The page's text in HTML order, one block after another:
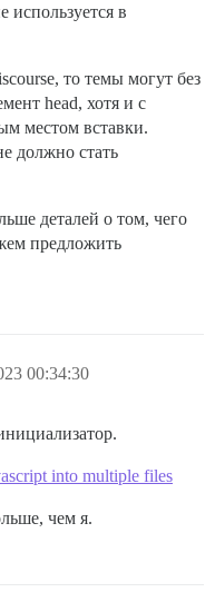
используется в
то темы могут без
head, хотя и с
местом вставки.
должно стать
деталей о том, чего
предложить
00:34:30
into multiple files
чем я.